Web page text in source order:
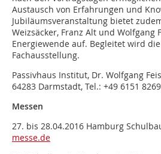
Austausch von Erfahrungen und
Jubiläumsveranstaltung bietet
Weizsäcker, Franz Alt und Wolfgang
Energiewende auf. Begleitet wird
Fachausstellung.
Passivhaus Institut, Dr. Wolfgang
64283 Darmstadt, Tel.: +49 6151
Messen
27. bis 28.04.2016 Hamburg
messe.de